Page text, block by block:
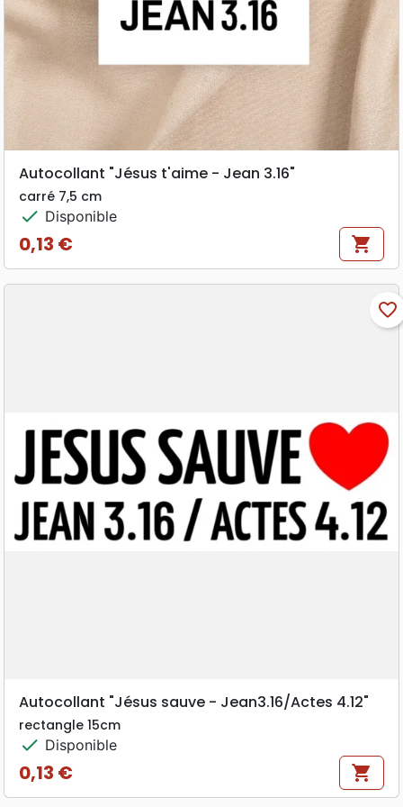
Autocollant "Jésus t'aime - Jean 3.16"
carré 7,5 cm
check Disponible
Prix
0,13 € shopping_cart
favorite_border
Autocollant "Jésus sauve - Jean3.16/Actes 4.12"
rectangle 15cm
check Disponible
Prix
0,13 € shopping_cart